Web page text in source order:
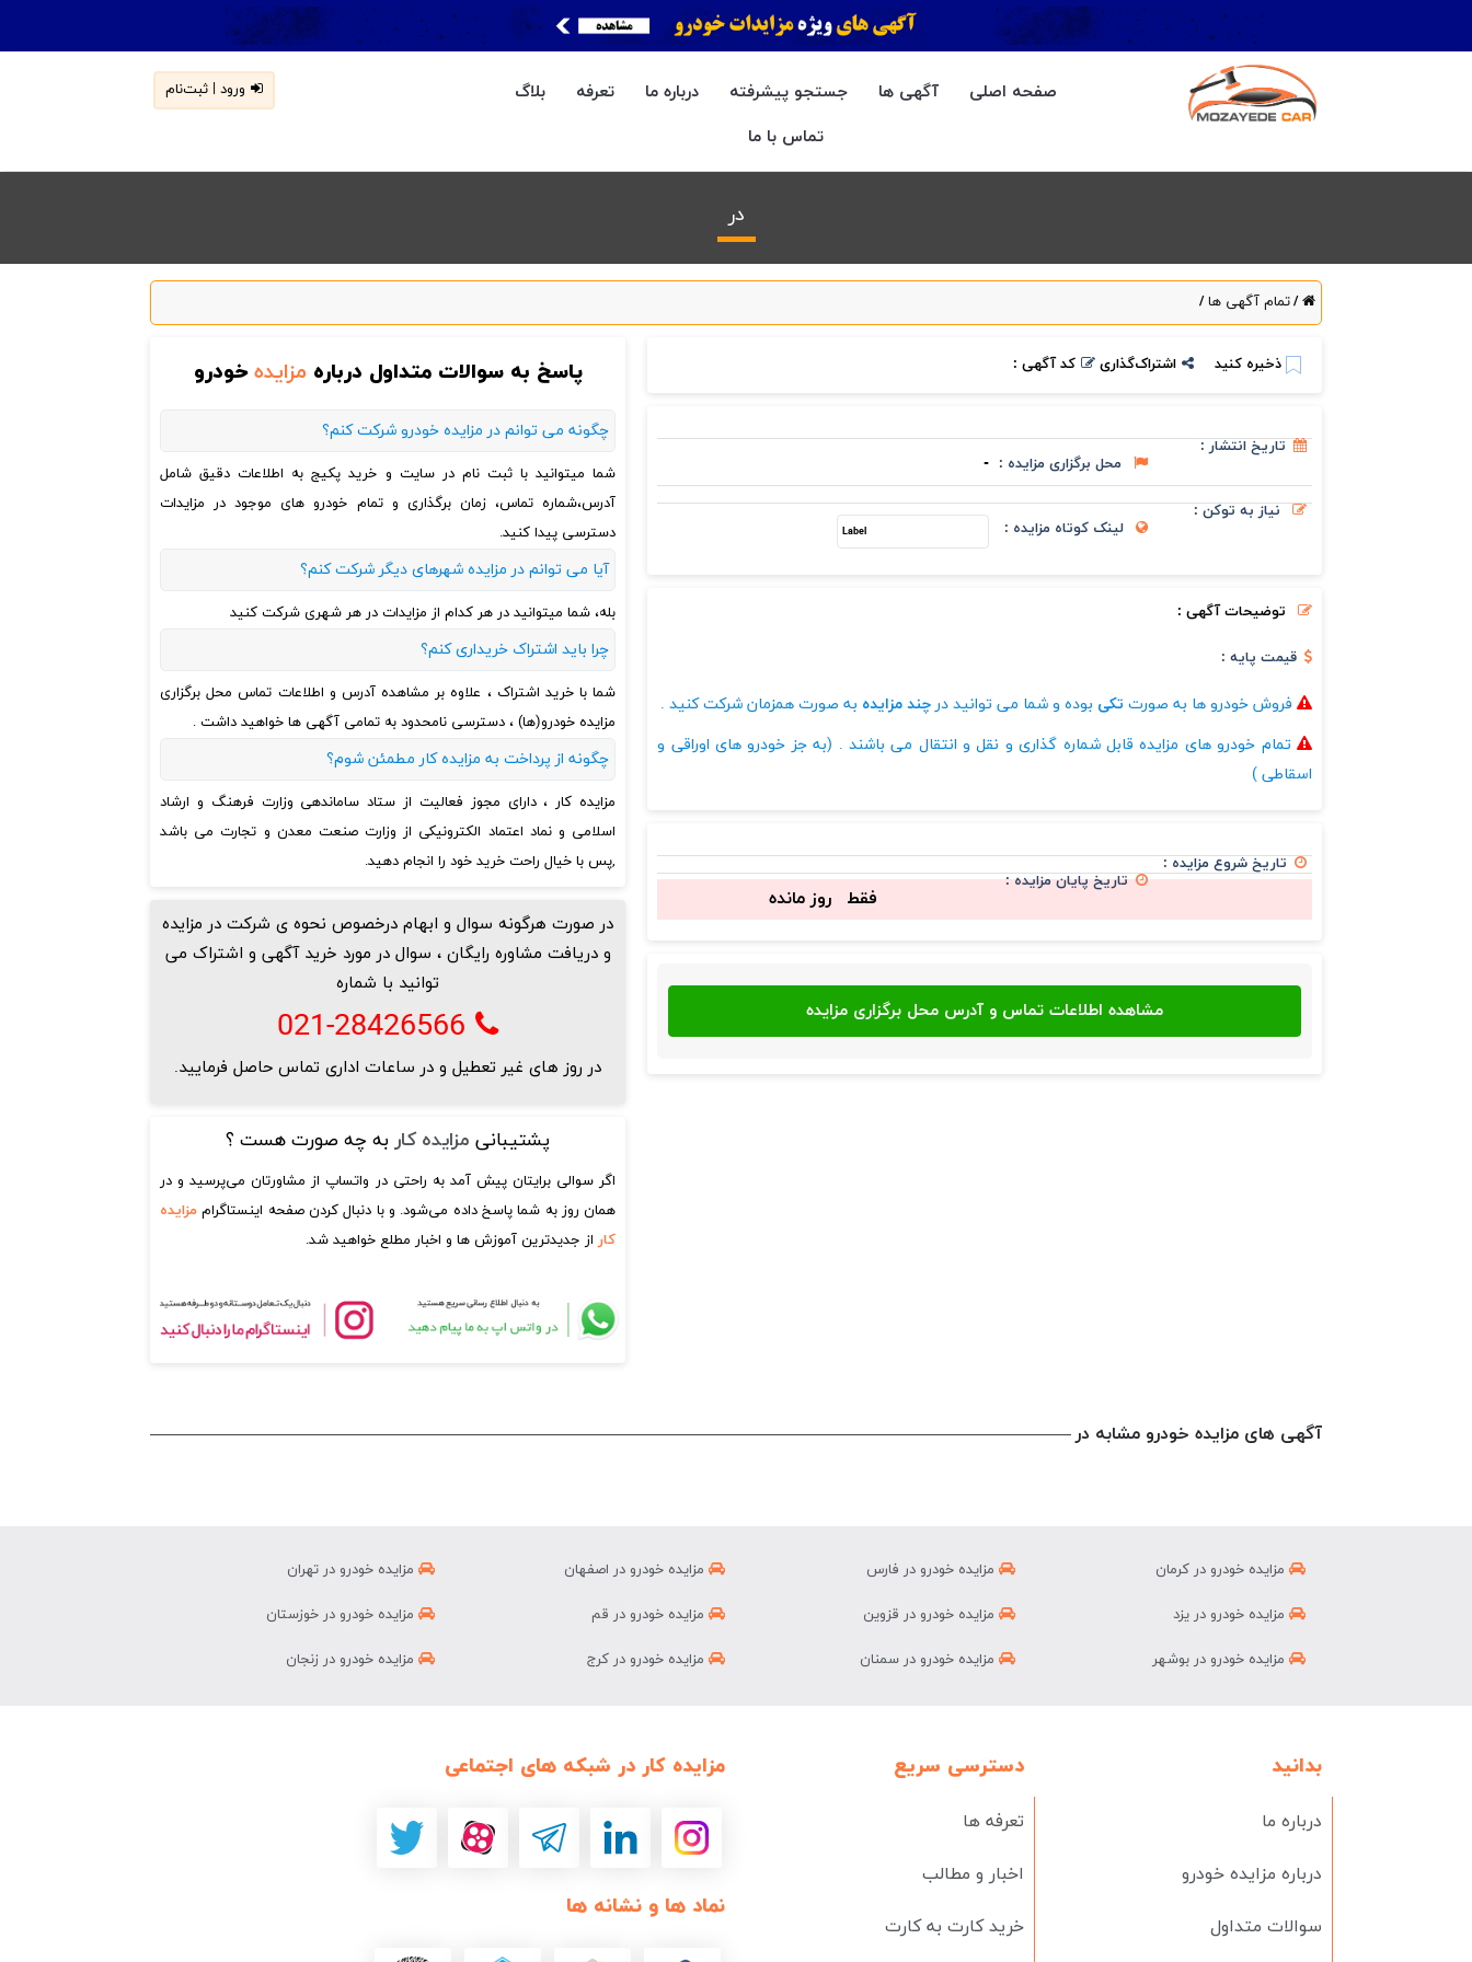
ورود | ثبت‌نام صفحه اصلی آگهی ها جستجو پیشرفته درباره ما تعرفه
بلاگ
تماس با ما
در
/تمام آگهی ها/
ذخیره کنید اشتراک‌گذاری کد آگهی :
تاریخ انتشار :
محل برگزاری مزایده : -
نیاز به توکن :
لینک کوتاه مزایده :
توضیحات آگهی :
قیمت پایه :
فروش خودرو ها به صورت تکی بوده و شما می توانید در چند مزایده به صورت همزمان شرکت کنید .
تمام خودرو های مزایده قابل شماره گذاری و نقل و انتقال می باشند . (به جز خودرو های اوراقی و
اسقاطی )
تاریخ شروع مزایده :
تاریخ پایان مزایده :
فقط روز مانده
پاسخ به سوالات متداول درباره مزایدهخودرو
چگونه می توانم در مزایده خودرو شرکت کنم؟
شما میتوانید با ثبت نام در سایت و خرید پکیج به اطلاعات دقیق شامل
آدرس،شماره تماس، زمان برگذاری و تمام خودرو های موجود در مزایدات
دسترسی پیدا کنید.
آیا می توانم در مزایده شهرهای دیگر شرکت کنم؟
بله، شما میتوانید در هر کدام از مزایدات در هر شهری شرکت کنید
چرا باید اشتراک خریداری کنم؟
شما با خرید اشتراک ، علاوه بر مشاهده آدرس و اطلاعات تماس محل برگزاری
مزایده خودرو(ها) ، دسترسی نامحدود به تمامی آگهی ها خواهید داشت .
چگونه از پرداخت به مزایده کار مطمئن شوم؟
مزایده کار ، دارای مجوز فعالیت از ستاد ساماندهی وزارت فرهنگ و ارشاد
اسلامی و نماد اعتماد الکترونیکی از وزارت صنعت معدن و تجارت می باشد
,پس با خیال راحت خرید خود را انجام دهید.
در صورت هرگونه سوال و ابهام درخصوص نحوه ی شرکت در مزایده
و دریافت مشاوره رایگان ، سوال در مورد خرید آگهی و اشتراک می
توانید با شماره
021-28426566
در روز های غیر تعطیل و در ساعات اداری تماس حاصل فرمایید.
پشتیبانی مزایده کار به چه صورت هست ؟
اگر سوالی برایتان پیش آمد به راحتی در واتساپ از مشاورتان می‌پرسید و در
همان روز به شما پاسخ داده می‌شود. و با دنبال کردن صفحه اینستاگرام مزایده
کار از جدیدترین آموزش ها و اخبار مطلع خواهید شد.
آگهی های مزایده خودرو مشابه در
مزایده خودرو در تهران مزایده خودرو در اصفهان مزایده خودرو در فارس مزایده خودرو در کرمان
مزایده خودرو در خوزستان مزایده خودرو در قم مزایده خودرو در قزوین مزایده خودرو در یزد
مزایده خودرو در زنجان مزایده خودرو در کرج مزایده خودرو در سمنان مزایده خودرو در بوشهر
مزایده کار در شبکه های اجتماعی
نماد ها و نشانه ها
دسترسی سریع
تعرفه ها
اخبار و مطالب
خرید کارت به کارت
بدانید
درباره ما
درباره مزایده خودرو
سوالات متداول